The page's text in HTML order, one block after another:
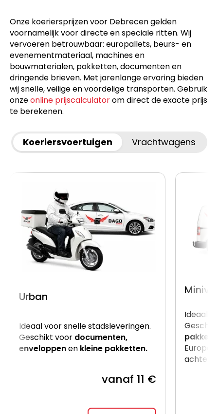
Onze koeriersprijzen voor Debrecen gelden
voornamelijk voor directe en speciale ritten. Wij
vervoeren betrouwbaar: europallets, beurs- en
evenementmateriaal, machines en
bouwmaterialen, pakketten, documenten en
dringende brieven. Met jarenlange ervaring bieden
wij snelle, veilige en voordelige transporten. Gebruik
onzeonline prijscalculatorom direct de exacte prijs
te berekenen.
Koeriersvoertuigen Vrachtwagens
Urban
Ideaal voor snelle stadsleveringen.
Geschikt voor documenten,
enveloppenen kleine pakketten.
vanaf 11 €
Ideaal